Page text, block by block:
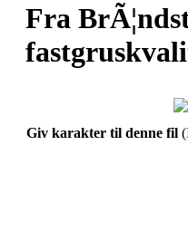
Fra
Giv karakter til denne fil